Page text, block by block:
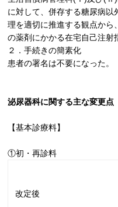
に対して、併存する糖尿病以
理を適切に推進する観点から
の薬剤にかかる在宅⾃⼰注射
２．手続きの簡素化
患者の署名は不要になった。
泌尿器科に関する主な変更点
【基本診療料】
①初・再診料
改定後